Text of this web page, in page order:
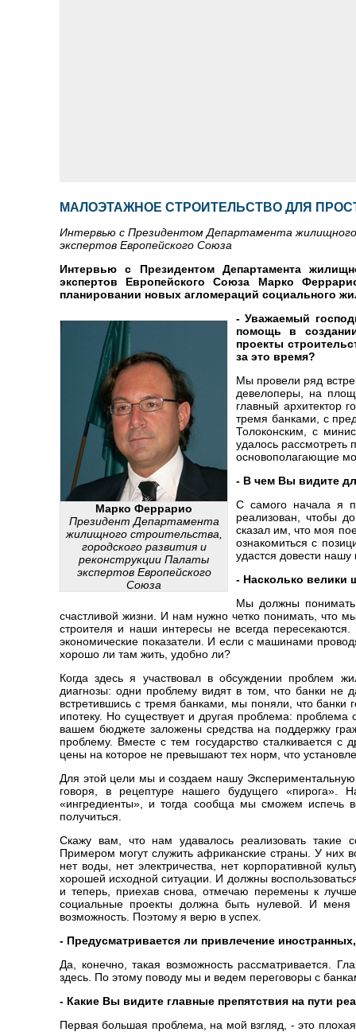
МАЛОЭТАЖНОЕ СТРОИТЕЛЬСТВО ДЛЯ
Интервью с Президентом Департамента
экспертов Европейского Союза
Интервью с Президентом Департамента
экспертов Европейского Союза Марко
планировании новых агломераций социального
Марко Феррарио
Президент Департамента
жилищного строительства,
городского развития и
реконструкции Палаты
экспертов Европейского
Союза
- Уважаемый
помощь в
проекты
за это время?
Мы провели ряд
девелоперы, на
главный архитектор
тремя банками, с
Толоконским, с
удалось рассмотреть
основополагающие
- В чем Вы видите
С самого начала я
реализован, чтобы
сказал им, что моя
ознакомиться с
удастся довести
- Насколько велики
Мы должны
счастливой жизни. И нам нужно четко понимать, что
строителя и наши интересы не всегда
экономические показатели. И если с машинами
хорошо ли там жить, удобно ли?
Когда здесь я участвовал в обсуждении проблем
диагнозы: одни проблему видят в том, что банки не
встретившись с тремя банками, мы поняли, что банки
ипотеку. Но существует и другая проблема:
вашем бюджете заложены средства на поддержку
проблему. Вместе с тем государство сталкивается с
цены на которое не превышают тех норм, что
Для этой цели мы и создаем нашу
говоря, в рецептуре нашего будущего
«ингредиенты», и тогда сообща мы сможем испечь
получиться.
Скажу вам, что нам удавалось реализовать такие
Примером могут служить африканские страны. У них
нет воды, нет электричества, нет корпоративной
хорошей исходной ситуации. И должны
и теперь, приехав снова, отмечаю перемены к
социальные проекты должна быть нулевой. И
возможность. Поэтому я верю в успех.
- Предусматривается ли привлечение
Да, конечно, такая возможность рассматривается.
здесь. По этому поводу мы и ведем переговоры с
- Какие Вы видите главные препятствия на пути
Первая большая проблема, на мой взгляд, - это